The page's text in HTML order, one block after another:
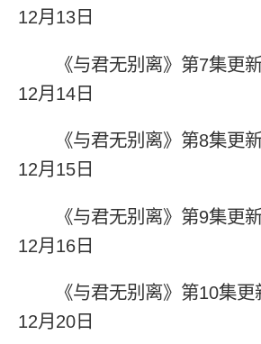
12月13日
《与君无别离》第7集更
12月14日
《与君无别离》第8集更
12月15日
《与君无别离》第9集更
12月16日
《与君无别离》第10集
12月20日